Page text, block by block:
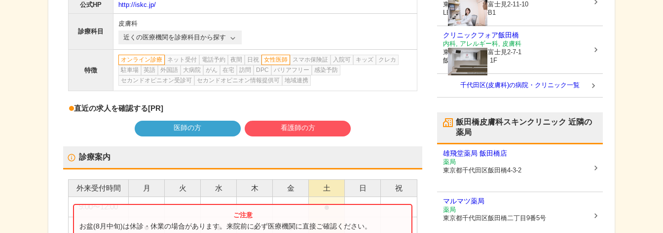
公式HP http://iskc.jp/
診療科目
皮膚科
近くの医療機関を診療科目から探す
特徴
オンライン診療 ネット受付 電話予約 夜間 日祝 女性医師 スマホ保険証 入院可 キッズ
クレカ
駐車場
英語 外国語 大病院 がん 在宅 訪問 DPC バリアフリー
感染予防
セカンドオピニオン受診可
セカンドオピニオン情報提供可 地域連携
直近の求人を確認する[PR]
医師の方 看護師の方
診療案内
外来受付時間 月 火 水 木 金 土 日 祝
9:00〜12:00 ●
9:00〜13:00 ● ● ● ● ●
お盆(8月中旬)は休診・休業の場合があります。来院前に必ず医療機関に直接ご確認ください。
東京都千代田区富士見2-11-10
LEO飯田橋ビルB1
クリニックフォア飯田橋
内科, アレルギー科, 皮膚科
東京都千代田区富士見2-7-1
飯田橋プラーノ 1F
千代田区(皮膚科)の病院・クリニック一覧
飯田橋皮膚科スキンクリニック 近隣の
薬局
雄飛堂薬局 飯田橋店
薬局
東京都千代田区飯田橋4-3-2
マルマツ薬局
薬局
東京都千代田区飯田橋二丁目9番5号